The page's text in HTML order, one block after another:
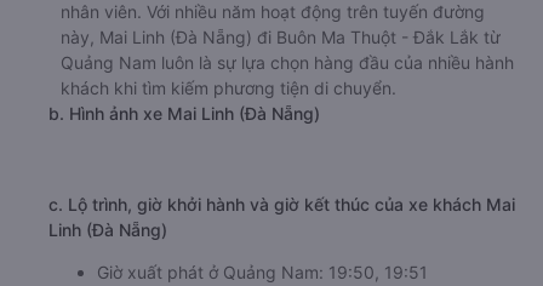
nhân viên. Với nhiều năm hoạt động trên tuyến đường
này, Mai Linh (Đà Nẵng) đi Buôn Ma Thuột - Đắk Lắk từ
Quảng Nam luôn là sự lựa chọn hàng đầu của nhiều hành
khách khi tìm kiếm phương tiện di chuyển.
b. Hình ảnh xe Mai Linh (Đà Nẵng)
c. Lộ trình, giờ khởi hành và giờ kết thúc của xe khách Mai
Linh (Đà Nẵng)
Giờ xuất phát ở Quảng Nam: 19:50, 19:51